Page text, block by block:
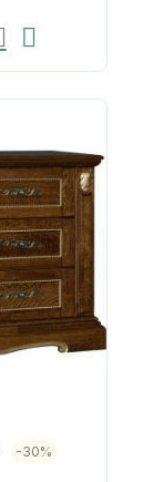
-30%